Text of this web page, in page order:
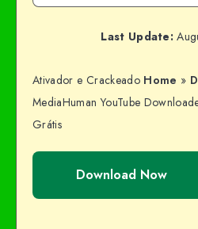
Last Update:
Ativador e Crackeado Home »
MediaHuman YouTube
Grátis
Download Now